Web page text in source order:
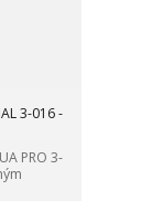
3-016 -
PRO 3-